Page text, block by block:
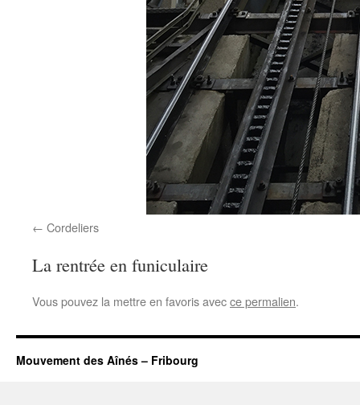
Cordeliers
La rentrée en funiculaire
Vous pouvez la mettre en favoris avecce permalien.
Mouvement des Aînés – Fribourg